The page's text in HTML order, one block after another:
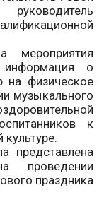
мероприятия
информация о
на физическое
музыкального
к
представлена
проведении
праздника